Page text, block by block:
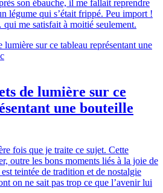
son ébauche, il me fallait reprendre
légume qui s’était frippé. Peu import !
me satisfait à moitié seulement.
de lumière sur ce
une bouteille
fois que je traite ce sujet. Cette
outre les bons moments liés à la joie de
teintée de tradition et de nostalgie
on ne sait pas trop ce que l’avenir lui